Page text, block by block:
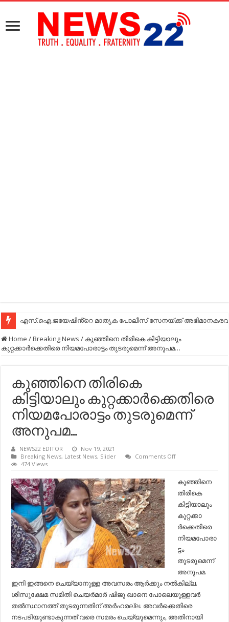
എസ്.ഐ.ജയേഷിൻ്റെ മാതൃക പോലീസ് സേനയ്ക്ക്
Home /Breaking News / കുഞ്ഞിനെ തിരികെ കിട്ടിയാലും
കുറ്റക്കാര്‍ക്കെതിരെ നിയമപോരാട്ടം തുടരുമെന്ന് അനുപമ…
കുഞ്ഞിനെ തിരികെ
കിട്ടിയാലും കുറ്റക്കാര്‍ക്കെതിരെ
നിയമപോരാട്ടം തുടരുമെന്ന്
അനുപമ…
NEWS22 EDITOR
Nov 19, 2021
Breaking News, Latest News, Slider Comments Offon
കിട്ടിയാലും
കുറ്റക്കാര്‍ക്കെതിരെ
നിയമപോരാട്ടം
തുടരുമെന്ന്
അനുപമ…
474 Views
കുഞ്ഞിനെ
തിരികെ
കിട്ടിയാലും
കുറ്റക്കാ
ര്‍ക്കെതിരെ
നിയമപോരാ
ട്ടം
തുടരുമെന്ന്
അനുപമ.
ഇനി ഇങ്ങനെ ചെയ്യാനുള്ള അവസരം ആര്‍ക്കും നല്‍കില്ല.
ശിസുക്ഷേമ സമിതി ചെയര്‍മാര്‍ ഷിജു ഖാനെ പോലെയുള്ളവര്‍
തല്‍സ്ഥാനത്ത് തുടരുന്നതിന് അര്‍ഹരല്ല. അവര്‍ക്കെതിരെ
നടപടിയുണ്ടാകുന്നത് വരെ സമരം ചെയ്യുമെന്നും, അതിനായി